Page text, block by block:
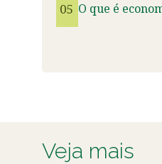
05 O que é
Veja mais